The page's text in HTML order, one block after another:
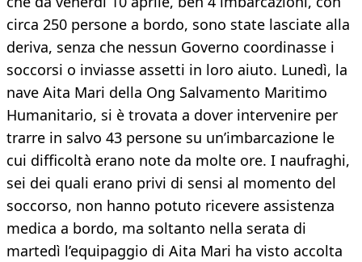
circa 250 persone a bordo, sono state lasciate alla
deriva, senza che nessun Governo coordinasse i
soccorsi o inviasse assetti in loro aiuto. Lunedì, la
nave Aita Mari della Ong Salvamento Maritimo
Humanitario, si è trovata a dover intervenire per
trarre in salvo 43 persone su un’imbarcazione le
cui difficoltà erano note da molte ore. I naufraghi,
sei dei quali erano privi di sensi al momento del
soccorso, non hanno potuto ricevere assistenza
medica a bordo, ma soltanto nella serata di
martedì l’equipaggio di Aita Mari ha visto accolta